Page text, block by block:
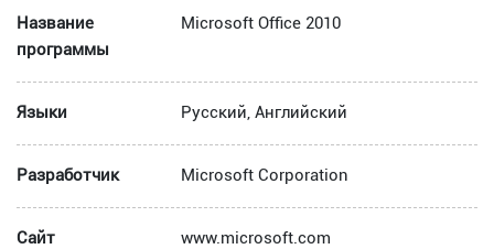
Название
программы
Microsoft Office 2010
Языки Русский, Английский
Разработчик Microsoft Corporation
Сайт
www.microsoft.com